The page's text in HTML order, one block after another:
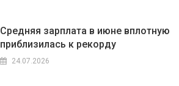
Средняя зарплата в июне вплотную
приблизилась к рекорду
24.07.2026